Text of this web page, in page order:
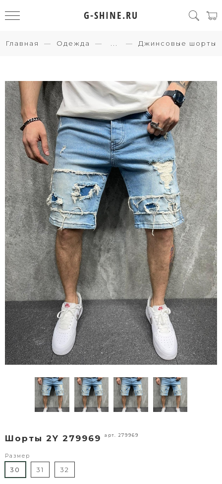
G-SHINE.RU
Главная Одежда Джинсовые шорты
Шорты 2Y 279969 арт. 279969
Размер
30 31 32